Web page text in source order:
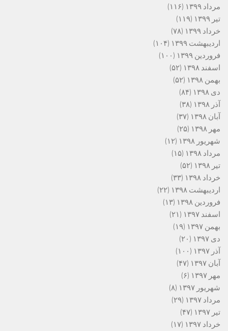
مرداد ۱۳۹۹
(۱۱۶)
تیر ۱۳۹۹
(۱۱۹)
خرداد ۱۳۹۹
(۷۸)
اردیبهشت ۱۳۹۹
(۱۰۴)
فروردین ۱۳۹۹
(۱۰۰)
اسفند ۱۳۹۸
(۵۲)
بهمن ۱۳۹۸
(۵۲)
دی ۱۳۹۸
(۸۴)
آذر ۱۳۹۸
(۳۸)
آبان ۱۳۹۸
(۳۷)
مهر ۱۳۹۸
(۲۵)
شهریور ۱۳۹۸
(۱۲)
مرداد ۱۳۹۸
(۱۵)
تیر ۱۳۹۸
(۵۲)
خرداد ۱۳۹۸
(۳۳)
اردیبهشت ۱۳۹۸
(۲۲)
فروردین ۱۳۹۸
(۱۳)
اسفند ۱۳۹۷
(۲۱)
بهمن ۱۳۹۷
(۱۹)
دی ۱۳۹۷
(۲۰)
آذر ۱۳۹۷
(۱۰۰)
آبان ۱۳۹۷
(۴۷)
مهر ۱۳۹۷
(۶)
شهریور ۱۳۹۷
(۸)
مرداد ۱۳۹۷
(۲۹)
تیر ۱۳۹۷
(۴۷)
خرداد ۱۳۹۷
(۱۷)